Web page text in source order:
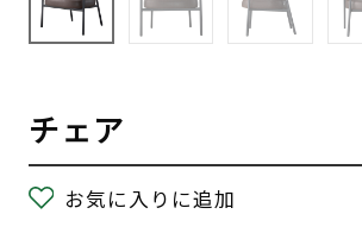
チェア
お気に入りに追加